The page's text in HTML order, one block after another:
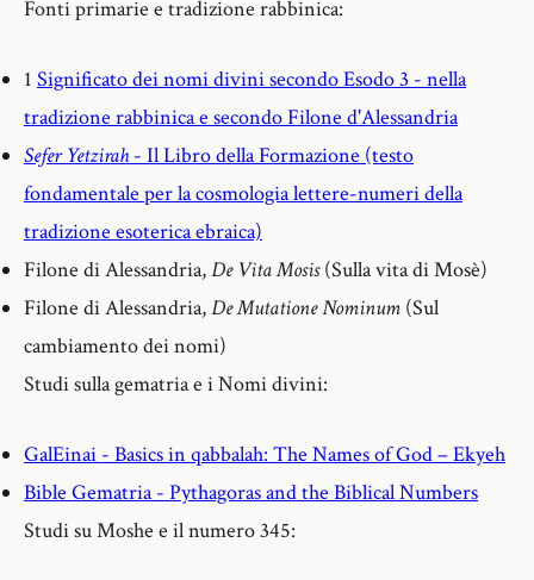
Fonti primarie e tradizione rabbinica:
1 Significato dei nomi divini secondo Esodo 3 - nella
tradizione rabbinica e secondo Filone d'Alessandria
Sefer Yetzirah- Il Libro della Formazione (testo
fondamentale per la cosmologia lettere-numeri della
tradizione esoterica ebraica)
Filone di Alessandria,De Vita Mosis(Sulla vita di Mosè)
Filone di Alessandria,De Mutatione Nominum (Sul
cambiamento dei nomi)
Studi sulla gematria e i Nomi divini:
GalEinai - Basics in qabbalah: The Names of God – Ekyeh
Bible Gematria - Pythagoras and the Biblical Numbers
Studi su Moshe e il numero 345: